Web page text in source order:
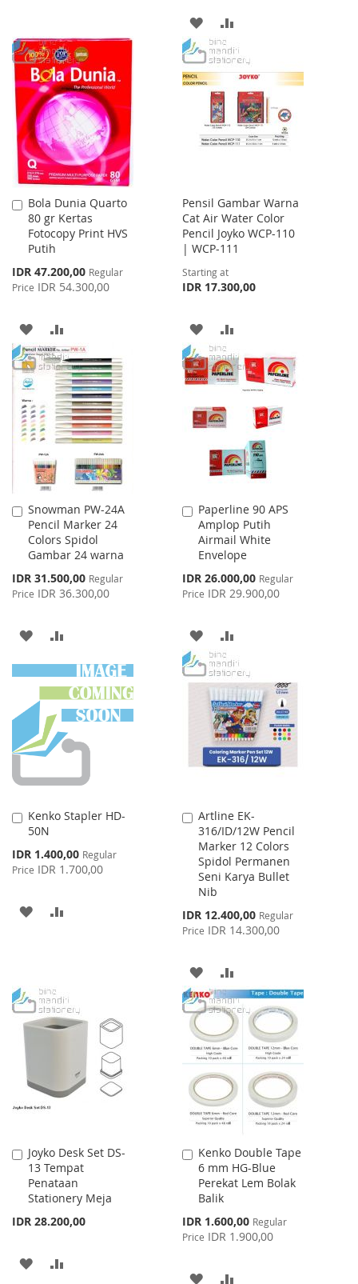
WISH
LIST
COMPARE
ADD
TO
WISH
LIST
TO
COMPARE
Bola Dunia Quarto
80 gr Kertas
Fotocopy Print HVS
Putih
Special
Price
IDR 47.200,00 Regular
Price IDR 54.300,00
Add
to
Cart
ADD
TO
WISH
LIST
TO
COMPARE
Pensil Gambar Warna
Cat Air Water Color
Pencil Joyko WCP-110
| WCP-111
Starting at
IDR 17.300,00
ADD
TO
WISH
LIST
TO
COMPARE
Snowman PW-24A
Pencil Marker 24
Colors Spidol
Gambar 24 warna
Special
Price
IDR 31.500,00 Regular
Price IDR 36.300,00
Add
to
Cart
ADD
TO
WISH
LIST
TO
COMPARE
Paperline 90 APS
Amplop Putih
Airmail White
Envelope
Special
Price
IDR 26.000,00 Regular
Price IDR 29.900,00
Add
to
Cart
ADD
TO
WISH
LIST
TO
COMPARE
Kenko Stapler HD-
50N
Special
Price
IDR 1.400,00 Regular
Price IDR 1.700,00
Add
to
Cart
ADD
LIST
Artline EK-
316/ID/12W Pencil
Marker 12 Colors
Spidol Permanen
Seni Karya Bullet
Nib
Special
Price
IDR 12.400,00 Regular
Price IDR 14.300,00
Add
to
Cart
ADD
TO
WISH
LIST
TO
COMPARE
Joyko Desk Set DS-
13 Tempat
Penataan
Stationery Meja
IDR 28.200,00
Add
to
Cart
ADD
Kenko Double Tape
6 mm HG-Blue
Perekat Lem Bolak
Balik
Special
Price
IDR 1.600,00 Regular
Price IDR 1.900,00
Add
to
Cart
ADD